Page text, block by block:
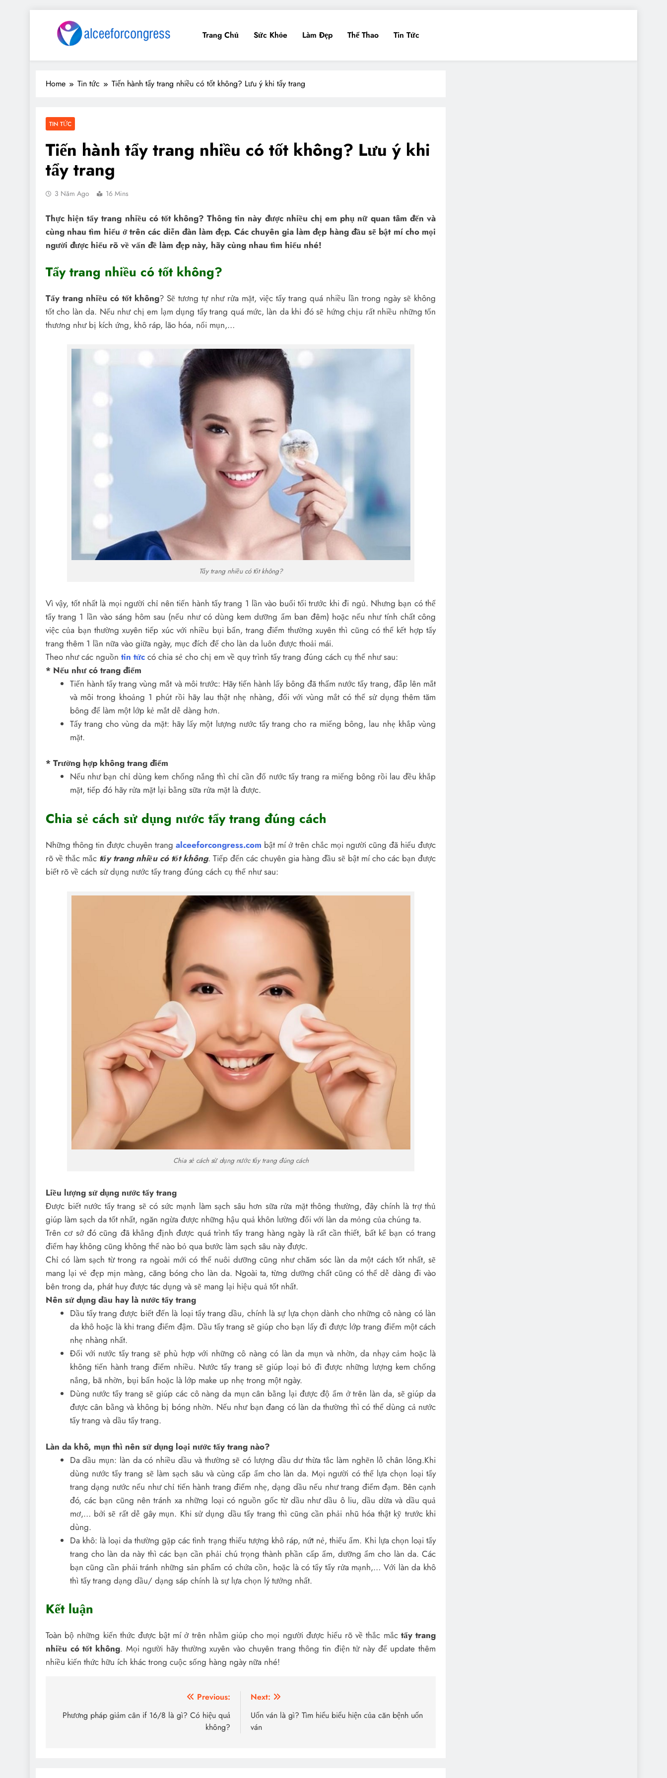
My Blog
My WordPress Blog
Trang Chủ Sức Khỏe Làm Đẹp Thể Thao Tin Tức
Home Tin tức Tiến hành tẩy trang nhiều có tốt không? Lưu ý khi tẩy trang
TIN TỨC
Tiến hành tẩy trang nhiều có tốt không? Lưu ý khi
tẩy trang
3 Năm Ago 16 Mins
Thực hiện tẩy trang nhiều có tốt không? Thông tin này được nhiều chị em phụ nữ quan tâm đến và
cùng nhau tìm hiểu ở trên các diễn đàn làm đẹp. Các chuyên gia làm đẹp hàng đầu sẽ bật mí cho mọi
người được hiểu rõ về vấn đề làm đẹp này, hãy cùng nhau tìm hiểu nhé!
Tẩy trang nhiều có tốt không?
Tẩy trang nhiều có tốt không? Sẽ tương tự như rửa mặt, việc tẩy trang quá nhiều lần trong ngày sẽ không
tốt cho làn da. Nếu như chị em lạm dụng tẩy trang quá mức, làn da khi đó sẽ hứng chịu rất nhiều những tổn
thương như bị kích ứng, khô ráp, lão hóa, nổi mụn,…
Tẩy trang nhiều có tốt không?
Vì vậy, tốt nhất là mọi người chỉ nên tiến hành tẩy trang 1 lần vào buổi tối trước khi đi ngủ. Nhưng bạn có thể
tẩy trang 1 lần vào sáng hôm sau (nếu như có dùng kem dưỡng ẩm ban đêm) hoặc nếu như tính chất công
việc của bạn thường xuyên tiếp xúc với nhiều bụi bẩn, trang điểm thường xuyên thì cũng có thể kết hợp tẩy
trang thêm 1 lần nữa vào giữa ngày, mục đích để cho làn da luôn được thoải mái.
Theo như các nguồn tin tức có chia sẻ cho chị em về quy trình tẩy trang đúng cách cụ thể như sau:
* Nếu như có trang điểm
Tiến hành tẩy trang vùng mắt và môi trước: Hãy tiến hành lấy bông đã thấm nước tẩy trang, đắp lên mắt
và môi trong khoảng 1 phút rồi hãy lau thật nhẹ nhàng, đối với vùng mắt có thể sử dụng thêm tăm
bông để làm một lớp kẻ mắt dễ dàng hơn.
Tẩy trang cho vùng da mặt: hãy lấy một lượng nước tẩy trang cho ra miếng bông, lau nhẹ khắp vùng
mặt.
* Trường hợp không trang điểm
Nếu như bạn chỉ dùng kem chống nắng thì chỉ cần đổ nước tẩy trang ra miếng bông rồi lau đều khắp
mặt, tiếp đó hãy rửa mặt lại bằng sữa rửa mặt là được.
Chia sẻ cách sử dụng nước tẩy trang đúng cách
Những thông tin được chuyên trang alceeforcongress.com bật mí ở trên chắc mọi người cũng đã hiểu được
rõ về thắc mắc tẩy trang nhiều có tốt không. Tiếp đến các chuyên gia hàng đầu sẽ bật mí cho các bạn được
biết rõ về cách sử dụng nước tẩy trang đúng cách cụ thể như sau:
Chia sẻ cách sử dụng nước tẩy trang đúng cách
Liều lượng sử dụng nước tẩy trang
Được biết nước tẩy trang sẽ có sức mạnh làm sạch sâu hơn sữa rửa mặt thông thường, đây chính là trợ thủ
giúp làm sạch da tốt nhất, ngăn ngừa được những hậu quả khôn lường đối với làn da mỏng của chúng ta.
Trên cơ sở đó cũng đã khẳng định được quá trình tẩy trang hàng ngày là rất cần thiết, bất kể bạn có trang
điểm hay không cũng không thể nào bỏ qua bước làm sạch sâu này được.
Chỉ có làm sạch từ trong ra ngoài mới có thể nuôi dưỡng cũng như chăm sóc làn da một cách tốt nhất, sẽ
mang lại vẻ đẹp mịn màng, căng bóng cho làn da. Ngoài ta, từng dưỡng chất cũng có thể dễ dàng đi vào
bên trong da, phát huy được tác dụng và sẽ mang lại hiệu quả tốt nhất.
Nên sử dụng dầu hay là nước tẩy trang
Dầu tẩy trang được biết đến là loại tẩy trang dầu, chính là sự lựa chọn dành cho những cô nàng có làn
da khô hoặc là khi trang điểm đậm. Dầu tẩy trang sẽ giúp cho bạn lấy đi được lớp trang điểm một cách
nhẹ nhàng nhất.
Đối với nước tẩy trang sẽ phù hợp với những cô nàng có làn da mụn và nhờn, da nhạy cảm hoặc là
không tiến hành trang điểm nhiều. Nước tẩy trang sẽ giúp loại bỏ đi được những lượng kem chống
nắng, bã nhờn, bụi bẩn hoặc là lớp make up nhẹ trong một ngày.
Dùng nước tẩy trang sẽ giúp các cô nàng da mụn cân bằng lại được độ ẩm ở trên làn da, sẽ giúp da
được cân bằng và không bị bóng nhờn. Nếu như bạn đang có làn da thường thì có thể dùng cả nước
tẩy trang và dầu tẩy trang.
Làn da khô, mụn thì nên sử dụng loại nước tẩy trang nào?
Da dầu mụn: làn da có nhiều dầu và thường sẽ có lượng dầu dư thừa tắc làm nghẽn lỗ chân lông.Khi
dùng nước tẩy trang sẽ làm sạch sâu và cùng cấp ẩm cho làn da. Mọi người có thể lựa chọn loại tẩy
trang dạng nước nếu như chỉ tiến hành trang điểm nhẹ, dạng dầu nếu như trang điểm đạm. Bên cạnh
đó, các bạn cũng nên tránh xa những loại có nguồn gốc từ dầu như dầu ô liu, dầu dừa và dầu quả
mơ,… bởi sẽ rất dễ gây mụn. Khi sử dụng dầu tẩy trang thì cũng cần phải nhũ hóa thật kỹ trước khi
dùng.
Da khô: là loại da thường gặp các tình trạng thiếu tượng khô ráp, nứt nẻ, thiếu ẩm. Khi lựa chọn loại tẩy
trang cho làn da này thì các bạn cần phải chú trọng thành phần cấp ẩm, dưỡng ẩm cho làn da. Các
bạn cũng cần phải tránh những sản phẩm có chứa cồn, hoặc là có tẩy tẩy rửa mạnh,… Với làn da khô
thì tẩy trang dạng dầu/ dạng sáp chính là sự lựa chọn lý tưởng nhất.
Kết luận
Toàn bộ những kiến thức được bật mí ở trên nhằm giúp cho mọi người được hiểu rõ về thắc mắc tẩy trang
nhiều có tốt không. Mọi người hãy thường xuyên vào chuyên trang thông tin điện tử này để update thêm
nhiều kiến thức hữu ích khác trong cuộc sống hàng ngày nữa nhé!
hướng
Previous:
Phương pháp giảm cân if 16/8 là gì? Có hiệu quả
không?
Next:
Uốn ván là gì? Tìm hiểu biểu hiện của căn bệnh uốn
ván